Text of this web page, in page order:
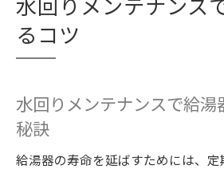
るコツ
水回りメンテナンスで給湯
秘訣
給湯器の寿命を延ばすためには、